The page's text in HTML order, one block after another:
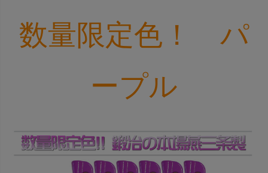
数量限定色！ パ
ープル